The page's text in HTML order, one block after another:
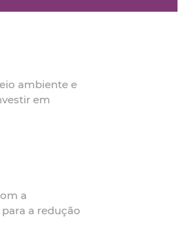
ambiente e
em
a
a redução